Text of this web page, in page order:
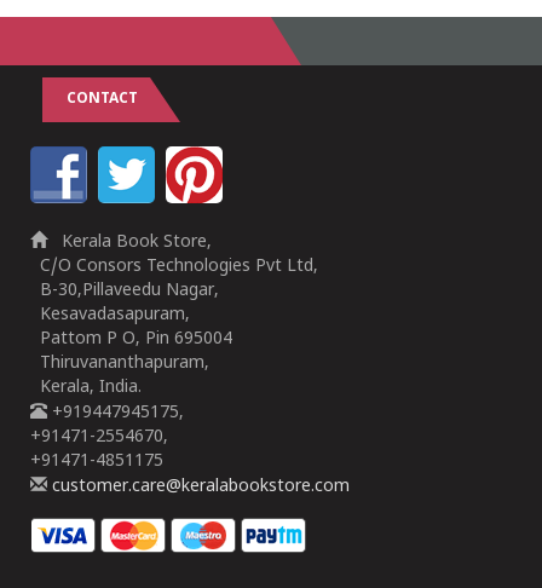
CONTACT
Kerala Book Store,
C/O Consors Technologies Pvt Ltd,
B-30,Pillaveedu Nagar,
Kesavadasapuram,
Pattom P O, Pin 695004
Thiruvananthapuram,
Kerala, India.
+919447945175,
+91471-2554670,
+91471-4851175
customer.care@keralabookstore.com